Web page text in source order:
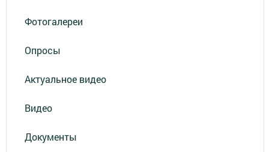
Фотогалереи
Опросы
Актуальное видео
Видео
Документы